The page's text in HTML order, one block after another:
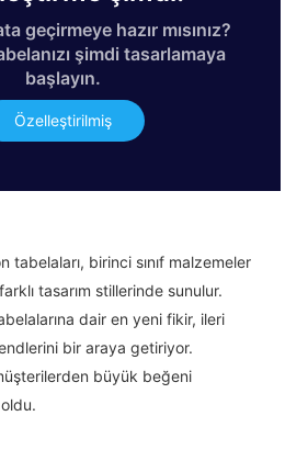
geçirmeye hazır mısınız?
şimdi tasarlamaya
başlayın.
Özelleştirilmiş
tabelaları, birinci sınıf malzemeler
tasarım stillerinde sunulur.
dair en yeni fikir, ileri
bir araya getiriyor.
büyük beğeni